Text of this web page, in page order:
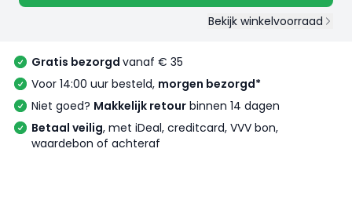
Bekijk winkelvoorraad
Gratis bezorgd vanaf € 35
Voor 14:00 uur besteld, morgen bezorgd*
Niet goed? Makkelijk retour binnen 14 dagen
Betaal veilig, met iDeal, creditcard, VVV bon,
waardebon of achteraf